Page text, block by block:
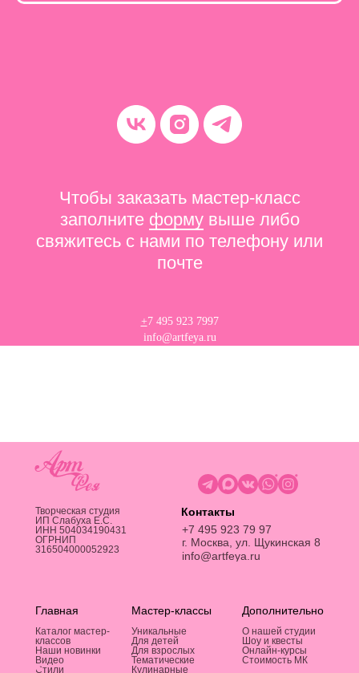
Чтобы заказать мастер-класс
заполните формувыше либо
свяжитесь с нами по телефону или
почте
+7 495 923 7997
info@artfeya.ru
Мастер-классы
Главная
Контакты
Дополнительно
Творческая студия
ИП Слабуха Е.C.
ИНН 504034190431
ОГРНИП
316504000052923
+7 495 923 79 97
г. Москва, ул. Щукинская 8
info@artfeya.ru
Каталог мастер-
классов
Наши новинки
Видео
Стили
О нашей студии
Шоу и квесты
Онлайн-курсы
Стоимость МК
Уникальные
Для детей
Для взрослых
Тематические
Кулинарные